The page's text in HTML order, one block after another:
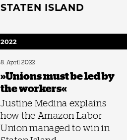
STATEN ISLAND
2022
8. April 2022
»Unions must be led by
the workers«
Justine Medina explains
how the Amazon Labor
Union managed to win in